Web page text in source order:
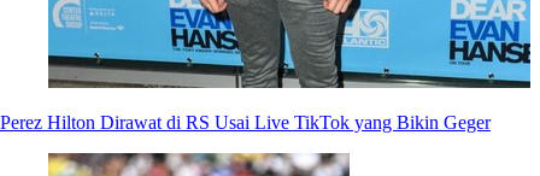
Perez Hilton Dirawat di RS Usai Live TikTok yang Bikin Geger